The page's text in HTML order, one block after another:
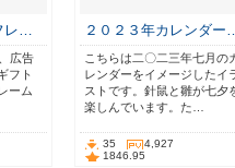
レ…
広告
フト
ーム
２０２３年カレンダー
こちらは二〇二三年七月の
レンダーをイメージしたイ
ストです。針鼠と雛が七夕
楽しんでいます。た…
35
4,927
1846.95